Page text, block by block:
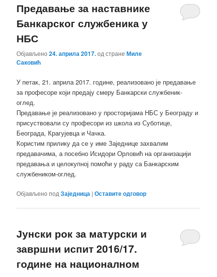
Предавање за наставнике
Банкарског службеника у
НБС
Објављено24. априла 2017.од странеМиле
Саковић
У петак, 21. априла 2017. године, реализовано је предавање
за професоре који предају смеру Банкарски службеник-
оглед.
Предавање је реализовано у просторијама НБС у Београду и
присуствовали су професори из школа из Суботице,
Београда, Крагујевца и Чачка.
Користим прилику да се у име Заједнице захвалим
предавачима, а посебно Исидори Орловић на организацији
предавања и целокупној помоћи у раду са Банкарским
службеником-оглед.
Објављено под Заједница |Оставите одговор
Јунски рок за матурски и
завршни испит 2016/17.
године на националном